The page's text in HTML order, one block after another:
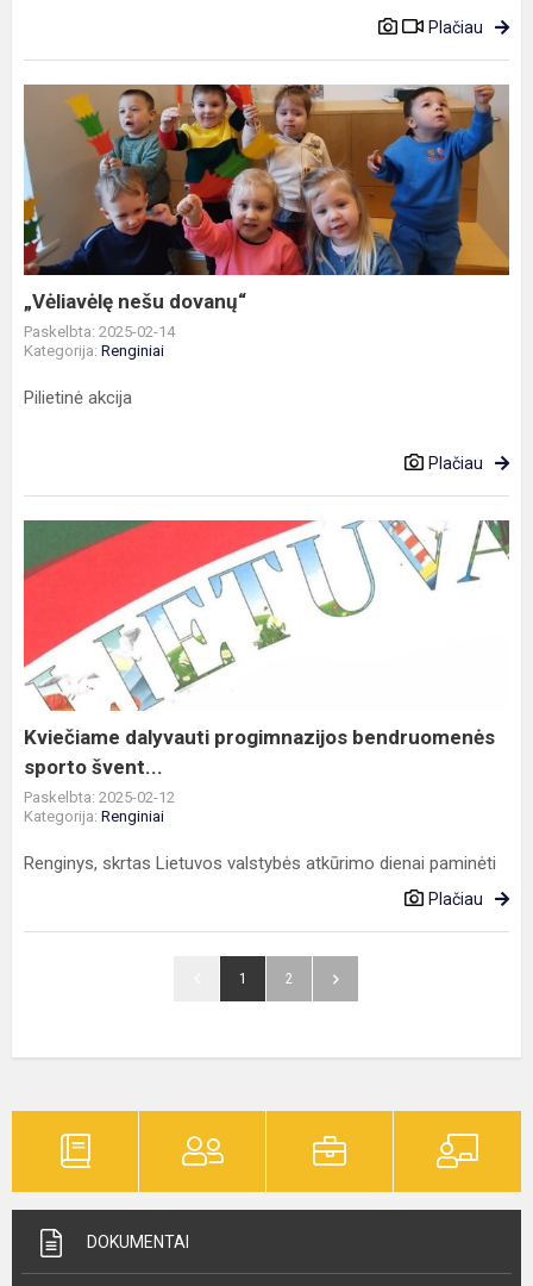
Plačiau
„Vėliavėlę
dovanų“
„Vėliavėlę nešu dovanų“
Paskelbta: 2025-02-14
Kategorija: Renginiai
Pilietinė akcija
Plačiau
Kviečiame
dalyvauti
progimnazijos
bendruomenės
sporto
švent...
Kviečiame dalyvauti progimnazijos bendruomenės
sporto švent...
Paskelbta: 2025-02-12
Kategorija: Renginiai
Renginys, skrtas Lietuvos valstybės atkūrimo dienai paminėti
Plačiau
1 2
DOKUMENTAI